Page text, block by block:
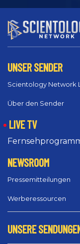
UNSER SENDER
Scientology Network
Über den Sender
LIVE TV
NEWSROOM
Pressemitteilungen
Werberessourcen
UNSERE